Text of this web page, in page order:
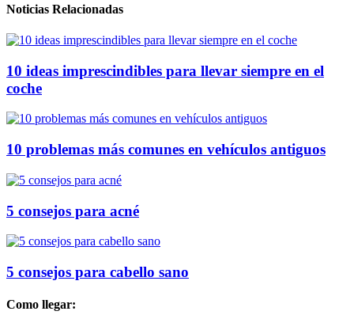
Noticias Relacionadas
10 ideas imprescindibles para llevar siempre en el
coche
10 problemas más comunes en vehículos antiguos
5 consejos para acné
5 consejos para cabello sano
Como llegar: